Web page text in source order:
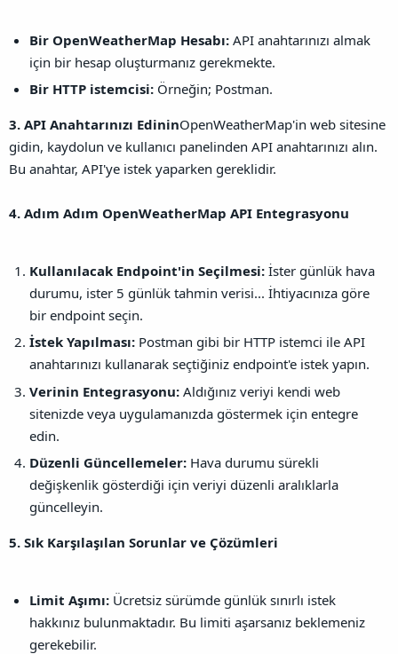
Bir OpenWeatherMap Hesabı: API anahtarınızı almak
için bir hesap oluşturmanız gerekmekte.
Bir HTTP istemcisi: Örneğin; Postman.
3. API Anahtarınızı EdininOpenWeatherMap'in web sitesine
gidin, kaydolun ve kullanıcı panelinden API anahtarınızı alın.
Bu anahtar, API'ye istek yaparken gereklidir.
4. Adım Adım OpenWeatherMap API Entegrasyonu
Kullanılacak Endpoint'in Seçilmesi: İster günlük hava
durumu, ister 5 günlük tahmin verisi... İhtiyacınıza göre
bir endpoint seçin.
İstek Yapılması: Postman gibi bir HTTP istemci ile API
anahtarınızı kullanarak seçtiğiniz endpoint'e istek yapın.
Verinin Entegrasyonu: Aldığınız veriyi kendi web
sitenizde veya uygulamanızda göstermek için entegre
edin.
Düzenli Güncellemeler: Hava durumu sürekli
değişkenlik gösterdiği için veriyi düzenli aralıklarla
güncelleyin.
5. Sık Karşılaşılan Sorunlar ve Çözümleri
Limit Aşımı: Ücretsiz sürümde günlük sınırlı istek
hakkınız bulunmaktadır. Bu limiti aşarsanız beklemeniz
gerekebilir.